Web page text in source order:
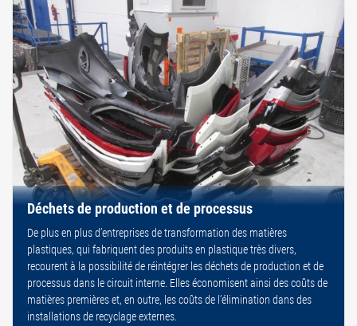
Déchets de production et de processus
De plus en plus d’entreprises de transformation des matières
plastiques, qui fabriquent des produits en plastique très divers,
recourent à la possibilité de réintégrer les déchets de production et de
processus dans le circuit interne. Elles économisent ainsi des coûts de
matières premières et, en outre, les coûts de l’élimination dans des
installations de recyclage externes.